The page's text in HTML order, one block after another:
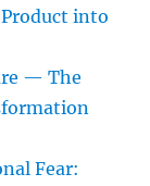
into
— The
Fear: